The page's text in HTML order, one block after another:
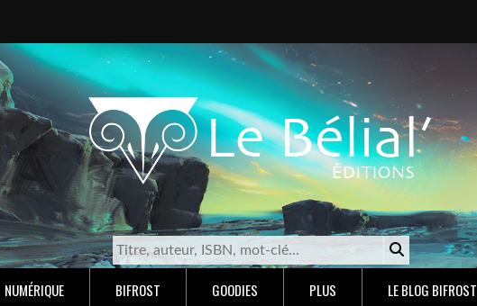
NUMÉRIQUE BIFROST GOODIES PLUS LE BLOG BIFROST